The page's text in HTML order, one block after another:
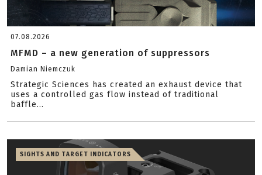
07.08.2026
MFMD – a new generation of suppressors
Damian Niemczuk
Strategic Sciences has created an exhaust device that
uses a controlled gas flow instead of traditional
baffle...
SIGHTS AND TARGET INDICATORS